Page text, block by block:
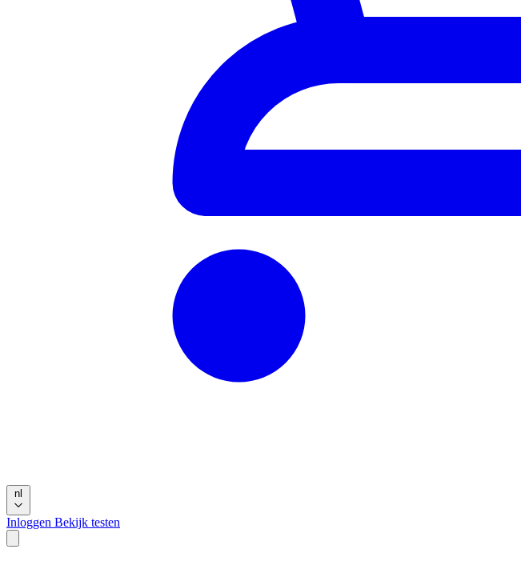
nl
Inloggen Bekijk testen